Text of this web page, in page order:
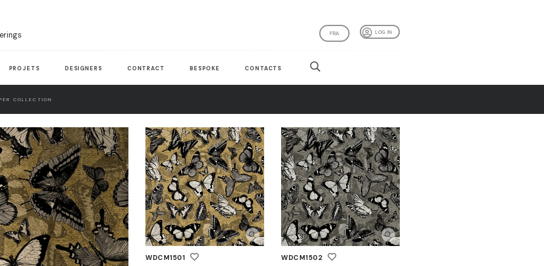
LOG IN
FRA
PROJETS DESIGNERS CONTRACT BESPOKE CONTACTS
COLLECTION
WDCM1501 WDCM1502